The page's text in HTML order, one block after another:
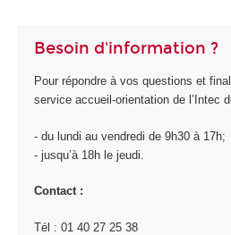
Besoin d'information ?
Pour répondre à vos questions et
service accueil-orientation de l’Intec
- du lundi au vendredi de 9h30 à 17h;
- jusqu’à 18h le jeudi.
Contact :
Tél : 01 40 27 25 38